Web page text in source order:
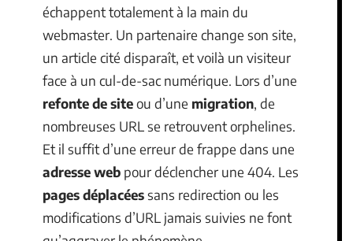
échappent totalement à la main du
webmaster. Un partenaire change son site,
un article cité disparaît, et voilà un visiteur
face à un cul-de-sac numérique. Lors d’une
refonte de siteou d’une migration, de
nombreuses URL se retrouvent orphelines.
Et il suffit d’une erreur de frappe dans une
adresse web pour déclencher une 404. Les
pages déplacéessans redirection ou les
modifications d’URL jamais suivies ne font